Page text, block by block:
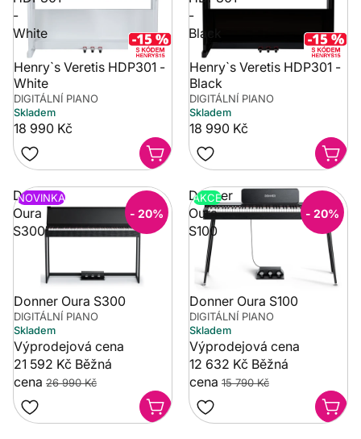
-
White
Henry`s Veretis HDP301 -
White
DIGITÁLNÍ PIANO
Skladem
18 990 Kč
-
Black
Henry`s Veretis HDP301 -
Black
DIGITÁLNÍ PIANO
Skladem
18 990 Kč
Donner
Oura
S300
NOVINKA
- 20%
Donner Oura S300
DIGITÁLNÍ PIANO
Skladem
Výprodejová cena
21 592 Kč Běžná
cena 26 990 Kč
Donner
Oura
S100
AKCE
- 20%
Donner Oura S100
DIGITÁLNÍ PIANO
Skladem
Výprodejová cena
12 632 Kč Běžná
cena 15 790 Kč